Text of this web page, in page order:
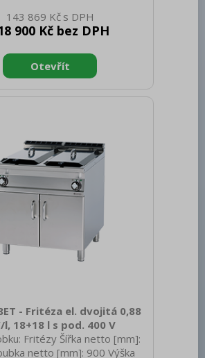
brutto [mm]: 430 Hloubka
970 Výška brutto [mm]:
Plynové zařízení Konstruční
S podestavbou Výkon
[kW]: 10.000 Zapalování:
Nerezové Materiál:
143 869 Kč
900 Kč bez DPH
- Fritéza el. dvojitá 0,88
l, 18+18 l s pod. 400 V
Fritézy Šířka netto [mm]:
netto [mm]: 900 Výška